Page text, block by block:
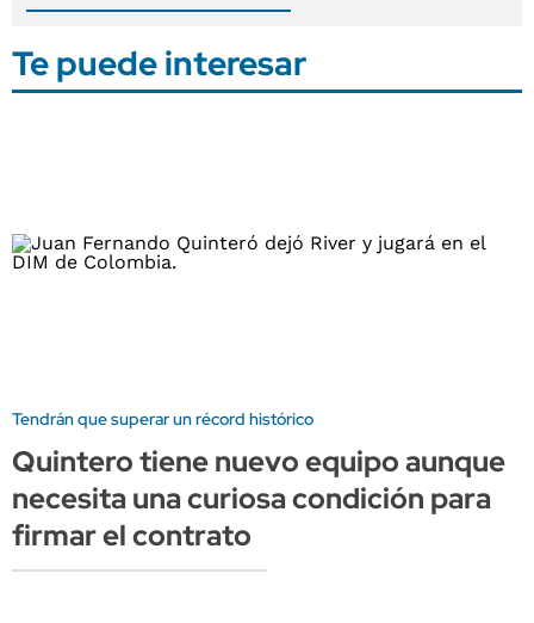
Te puede interesar
Tendrán que superar un récord histórico
Quintero tiene nuevo equipo aunque
necesita una curiosa condición para
firmar el contrato